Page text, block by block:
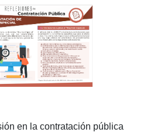
en la contratación pública